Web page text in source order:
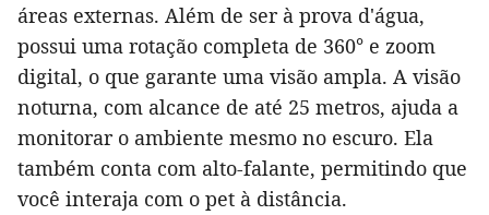
áreas externas. Além de ser à prova d'água,
possui uma rotação completa de 360° e zoom
digital, o que garante uma visão ampla. A visão
noturna, com alcance de até 25 metros, ajuda a
monitorar o ambiente mesmo no escuro. Ela
também conta com alto-falante, permitindo que
você interaja com o pet à distância.